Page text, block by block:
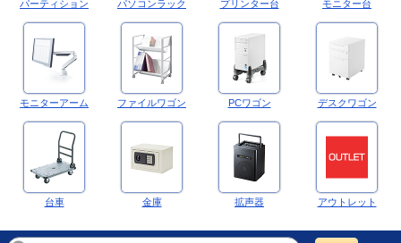
パーティション パソコンラック プリンター台 モニター台
モニターアーム ファイルワゴン PCワゴン デスクワゴン
台車 金庫 拡声器 アウトレット